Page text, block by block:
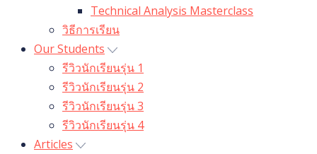
Technical Analysis Masterclass
วิธีการเรียน
Our Students
รีวิวนักเรียนรุ่น 1
รีวิวนักเรียนรุ่น 2
รีวิวนักเรียนรุ่น 3
รีวิวนักเรียนรุ่น 4
Articles